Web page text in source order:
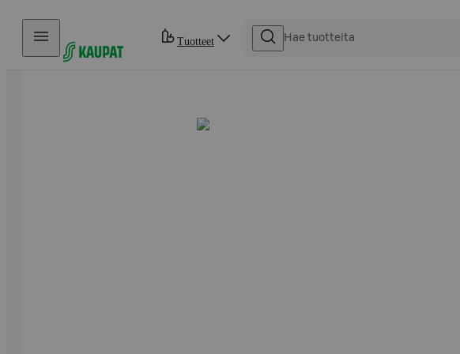
Hyppää sisältöön
Tuotteet